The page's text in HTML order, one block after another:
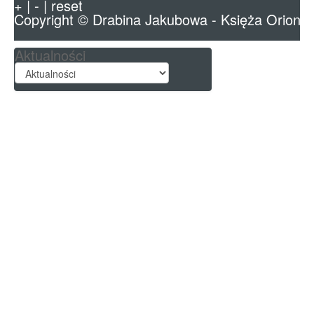
+ | - | reset
Copyright © Drabina Jakubowa - Księża
Aktualności